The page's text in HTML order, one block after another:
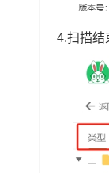
4.扫描结